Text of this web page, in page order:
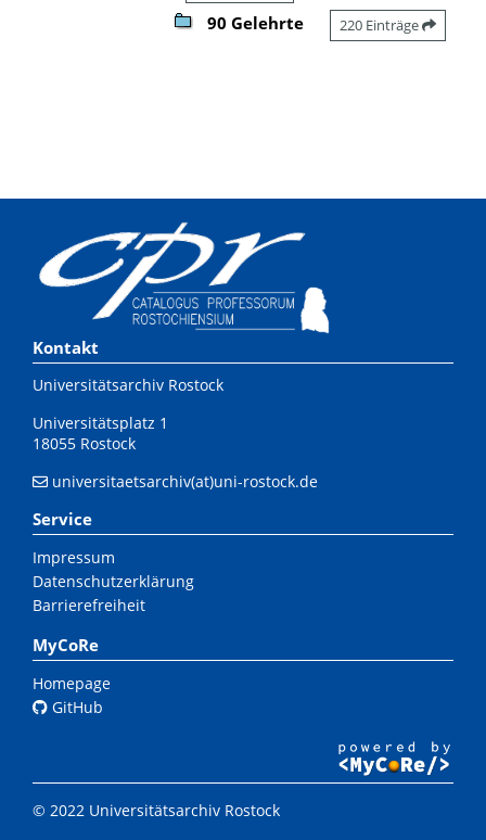
90 Gelehrte 220 Einträge
Kontakt
Universitätsarchiv Rostock
Universitätsplatz 1
18055 Rostock
universitaetsarchiv(at)uni-rostock.de
Service
Impressum
Datenschutzerklärung
Barrierefreiheit
MyCoRe
Homepage
GitHub
© 2022 Universitätsarchiv Rostock